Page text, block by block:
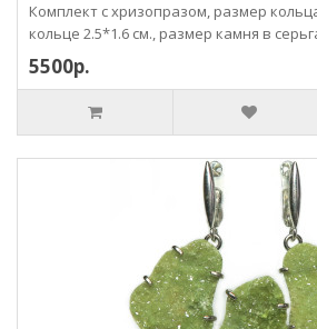
Комплект с хризопразом, размер
кольце 2.5*1.6 см., размер камня в
5500р.